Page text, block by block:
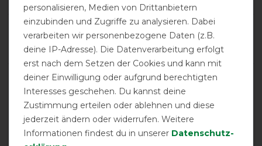
Product Rating
4.8/5
product experience
calculated from 6 customer reviews
personalisieren, Medien von Drittanbietern
einzubinden und Zugriffe zu analysieren. Dabei
verarbeiten wir personenbezogene Daten (z.B.
deine IP-Adresse). Die Datenverarbeitung erfolgt
erst nach dem Setzen der Cookies und kann mit
deiner Einwilligung oder aufgrund berechtigten
Interesses geschehen. Du kannst deine
Zustimmung erteilen oder ablehnen und diese
jederzeit ändern oder widerrufen. Weitere
Informationen findest du in unserer Daten­schutz­